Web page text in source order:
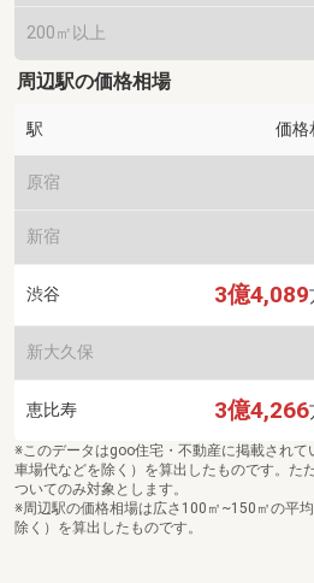
200㎡以上
周辺駅の価格相場
駅 価格
原宿
新宿
渋谷 3億4,089
新大久保
恵比寿 3億4,266
※このデータはgoo住宅・不動産に掲載され
車場代などを除く）を算出したものです。た
ついてのみ対象とします。
※周辺駅の価格相場は広さ100㎡~150㎡の平
除く）を算出したものです。